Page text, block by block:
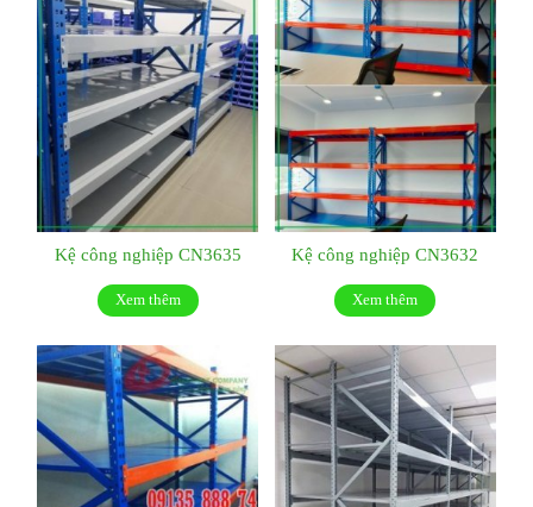
Kệ công nghiệp CN3635
Xem thêm
Kệ công nghiệp CN3632
Xem thêm